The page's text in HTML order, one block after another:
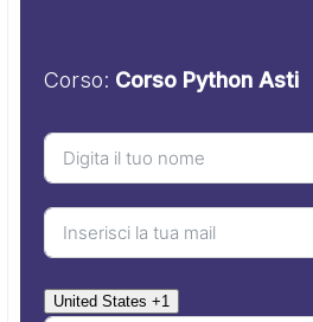
Corso: Corso Python Asti
United States +1